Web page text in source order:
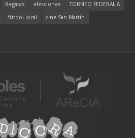
Regatas elecciones
TORNEO FEDERAL A
fútbol local cine San Martín